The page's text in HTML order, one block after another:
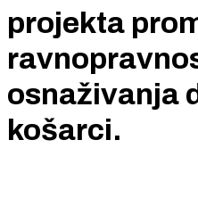
projekta
osnaživanja
košarci.